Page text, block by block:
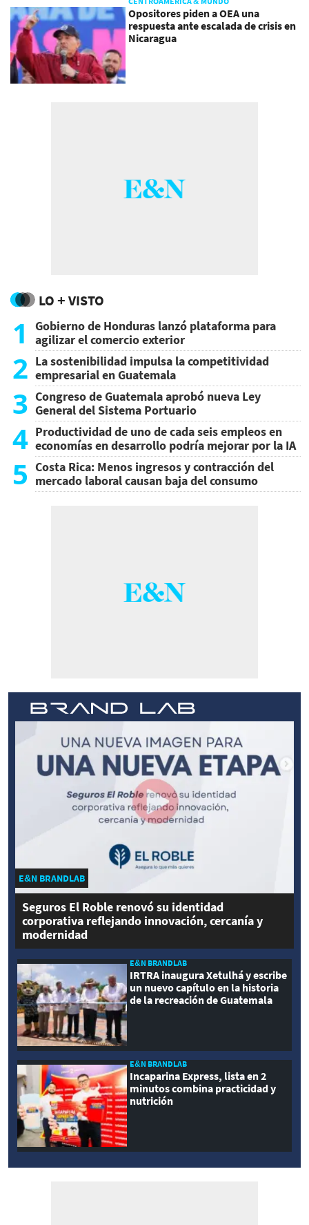
Opositores piden a OEA una
respuesta ante escalada de crisis en
Nicaragua
LO + VISTO
1
Gobierno de Honduras lanzó plataforma para
agilizar el comercio exterior
2 La sostenibilidad impulsa la competitividad
empresarial en Guatemala
3 Congreso de Guatemala aprobó nueva Ley
General del Sistema Portuario
4 Productividad de uno de cada seis empleos en
economías en desarrollo podría mejorar por la IA
5 Costa Rica: Menos ingresos y contracción del
mercado laboral causan baja del consumo
E&N BRANDLAB
Seguros El Roble renovó su identidad
corporativa reflejando innovación, cercanía y
modernidad
E&N BRANDLAB
IRTRA inaugura Xetulhá y escribe
un nuevo capítulo en la historia
de la recreación de Guatemala
E&N BRANDLAB
Incaparina Express, lista en 2
minutos combina practicidad y
nutrición